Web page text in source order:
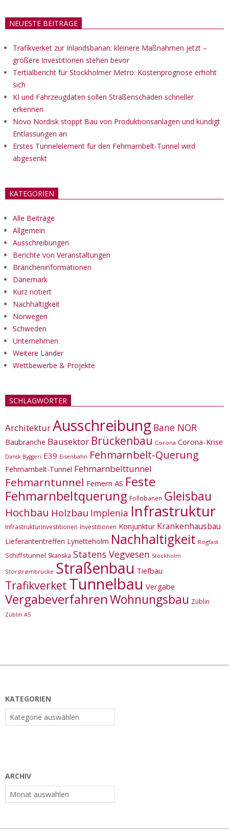
NEUESTE BEITRÄGE
Trafikverket zur Inlandsbanan: kleinere Maßnahmen jetzt –
größere Investitionen stehen bevor
Tertialbericht für Stockholmer Metro: Kostenprognose erhöht
sich
KI und Fahrzeugdaten sollen Straßenschäden schneller
erkennen
Novo Nordisk stoppt Bau von Produktionsanlagen und kündigt
Entlassungen an
Erstes Tunnelelement für den Fehmarnbelt-Tunnel wird
abgesenkt
KATEGORIEN
Alle Beiträge
Allgemein
Ausschreibungen
Berichte von Veranstaltungen
Brancheninformationen
Dänemark
Kurz notiert
Nachhaltigkeit
Norwegen
Schweden
Unternehmen
Weitere Länder
Wettbewerbe & Projekte
SCHLAGWÖRTER
ArchitekturAusschreibung Bane NOR
Baubranche Bausektor Brückenbau Corona Corona-Krise
Dansk Byggeri E39 Eisenbahn Fehmarnbelt-Querung
Fehmarnbelt-Tunnel Fehmarnbelttunnel
Fehmarntunnel Femern AS Feste
Fehmarnbeltquerung Follobanen Gleisbau
Hochbau Holzbau Implenia Infrastruktur
Infrastrukturinvestitionen Investitionen Konjunktur Krankenhausbau
Lieferantentreffen Lynetteholm Nachhaltigkeit Rogfast
Schiffstunnel Skanska Statens Vegvesen Stockholm
Storstrømbrücke Straßenbau Tiefbau
Trafikverket Tunnelbau Vergabe
VergabeverfahrenWohnungsbau Züblin
Züblin AS
KATEGORIEN
Kategorien
ARCHIV
Archiv